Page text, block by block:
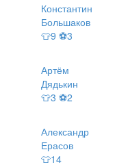
Константин
Большаков
👕9 ⚽3
Артём
Дядькин
👕3 ⚽2
Александр
Ерасов
👕14